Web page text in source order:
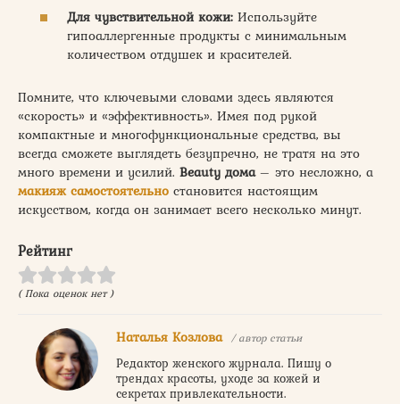
Для чувствительной кожи: Используйте
гипоаллергенные продукты с минимальным
количеством отдушек и красителей.
Помните, что ключевыми словами здесь являются
«скорость» и «эффективность». Имея под рукой
компактные и многофункциональные средства, вы
всегда сможете выглядеть безупречно, не тратя на это
много времени и усилий. Beauty дома– это несложно, а
макияж самостоятельно становится настоящим
искусством, когда он занимает всего несколько минут.
Рейтинг
( Пока оценок нет )
Наталья Козлова / автор статьи
Редактор женского журнала. Пишу о
трендах красоты, уходе за кожей и
секретах привлекательности.